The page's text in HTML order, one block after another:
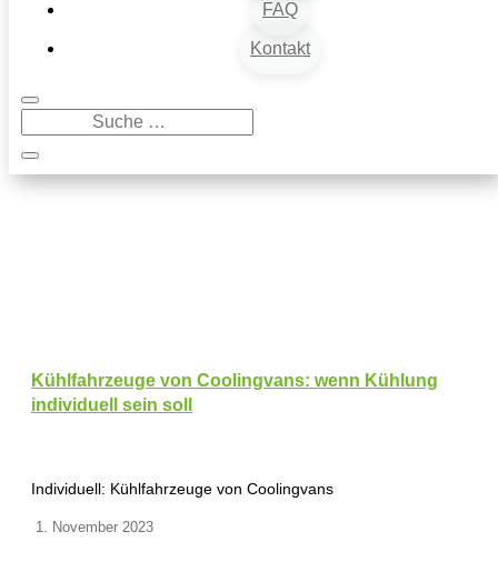
FAQ
Kontakt
Kühlfahrzeuge von Coolingvans: wenn Kühlung
individuell sein soll
Individuell: Kühlfahrzeuge von Coolingvans
1. November 2023